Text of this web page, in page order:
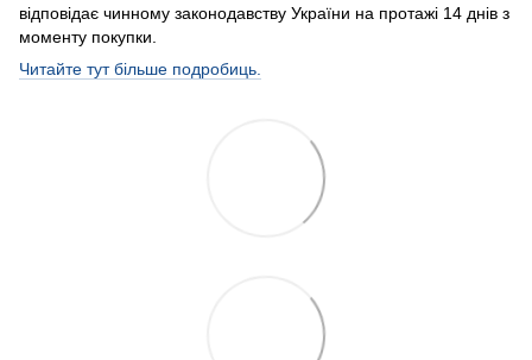
відповідає чинному законодавству України на протажі 14 днів з
моменту покупки.
Читайте тут більше подробиць.